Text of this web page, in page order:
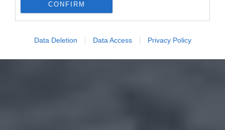
CONFIRM
Data Deletion Data Access Privacy Policy